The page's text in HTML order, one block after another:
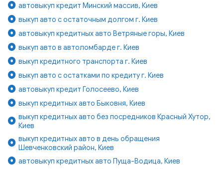
автовыкуп кредит Минский массив, Киев
выкуп авто с остаточным долгом г. Киев
автовыкуп кредитных авто Ветряные горы, Киев
выкуп авто в автоломбарде г. Киев
выкуп кредитного транспорта г. Киев
выкуп авто с остатками по кредиту г. Киев
автовыкуп кредит Голосеево, Киев
выкуп кредитных авто Быковня, Киев
выкуп кредитных авто без посредников Красный Хутор,
Киев
выкуп кредитных авто в день обращения
Шевченковский район, Киев
автовыкуп кредитных авто Пуща-Водица, Киев